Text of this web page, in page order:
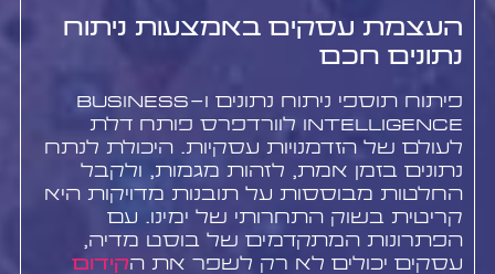
העצמת עסקים באמצעות ניתוח
נתונים חכם
פיתוח תוספי ניתוח נתונים ו-Business
Intelligence לוורדפרס פותח דלת
לעולם של הזדמנויות עסקיות. היכולת לנתח
נתונים בזמן אמת, לזהות מגמות, ולקבל
החלטות מבוססות על תובנות מדויקות היא
קריטית בשוק התחרותי של ימינו. עם
הפתרונות המתקדמים של בוסט מדיה,
עסקים יכולים לא רק לשפר את הקידום